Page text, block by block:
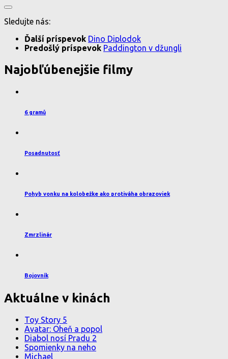
Sledujte nás:
Ďalší príspevok Dino Diplodok
Predošlý príspevok Paddington v džungli
Najobľúbenejšie filmy
6 gramů
Posadnutosť
Pohyb vonku na kolobežke ako protiváha obrazoviek
Zmrzlinár
Bojovník
Aktuálne v kinách
Toy Story 5
Avatar: Oheň a popol
Diabol nosí Pradu 2
Spomienky na neho
Michael